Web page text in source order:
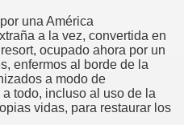
una América
a la vez, convertida en
ocupado ahora por un
enfermos al borde de la
a modo de
todo, incluso al uso de la
vidas, para restaurar los